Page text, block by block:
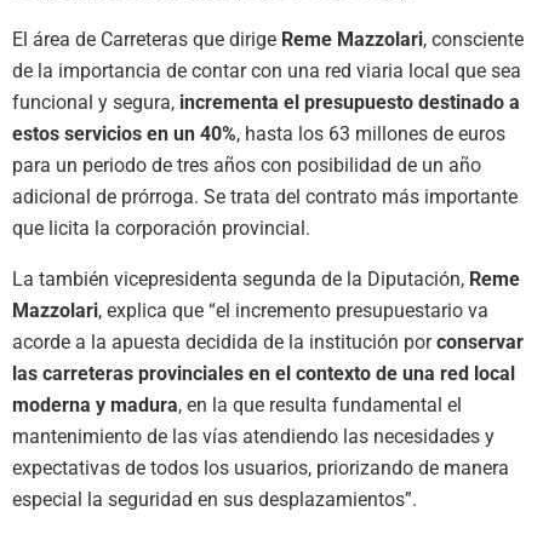
El área de Carreteras que dirige Reme Mazzolari, consciente
de la importancia de contar con una red viaria local que sea
funcional y segura, incrementa el presupuesto destinado a
estos servicios en un 40%, hasta los 63 millones de euros
para un periodo de tres años con posibilidad de un año
adicional de prórroga. Se trata del contrato más importante
que licita la corporación provincial.
La también vicepresidenta segunda de la Diputación, Reme
Mazzolari, explica que “el incremento presupuestario va
acorde a la apuesta decidida de la institución porconservar
las carreteras provinciales en el contexto de una red local
moderna y madura, en la que resulta fundamental el
mantenimiento de las vías atendiendo las necesidades y
expectativas de todos los usuarios, priorizando de manera
especial la seguridad en sus desplazamientos”.